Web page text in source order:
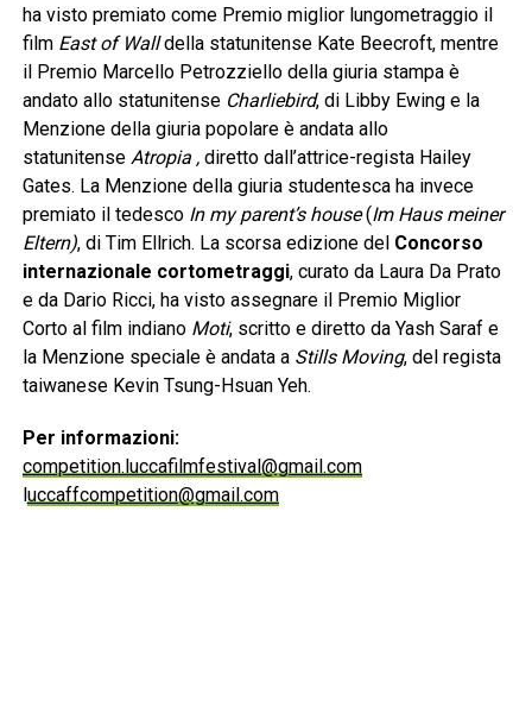
ha visto premiato come Premio miglior lungometraggio il
film East of Walldella statunitense Kate Beecroft, mentre
il Premio Marcello Petrozziello della giuria stampa è
andato allo statunitense Charliebird, di Libby Ewing e la
Menzione della giuria popolare è andata allo
statunitense Atropia , diretto dall’attrice-regista Hailey
Gates. La Menzione della giuria studentesca ha invece
premiato il tedescoIn my parent’s house(Im Haus meiner
Eltern), di Tim Ellrich. La scorsa edizione del Concorso
internazionale cortometraggi, curato da Laura Da Prato
e da Dario Ricci, ha visto assegnare il Premio Miglior
Corto al film indiano Moti, scritto e diretto da Yash Saraf e
la Menzione speciale è andata a Stills Moving, del regista
taiwanese Kevin Tsung-Hsuan Yeh.
Per informazioni:
competition.luccafilmfestival@gmail.com
uccaffcompetition@gmail.com